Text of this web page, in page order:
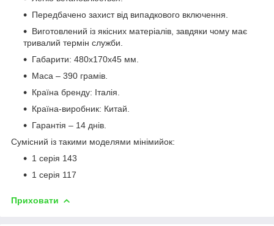
Передбачено захист від випадкового включення.
Виготовлений із якісних матеріалів, завдяки чому має
тривалий термін служби.
Габарити: 480х170х45 мм.
Маса – 390 грамів.
Країна бренду: Італія.
Країна-виробник: Китай.
Гарантія – 14 днів.
Сумісний із такими моделями мінімийок:
1 серія 143
1 серія 117
Приховати